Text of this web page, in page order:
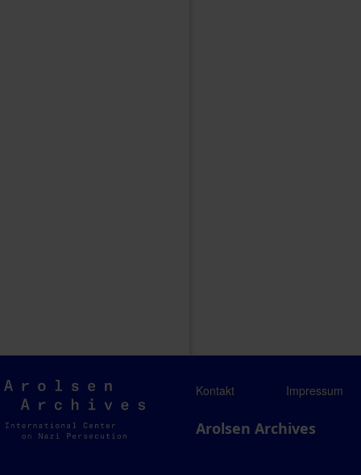
Arolsen
Archives
Kontakt Impressum
Arolsen Archives